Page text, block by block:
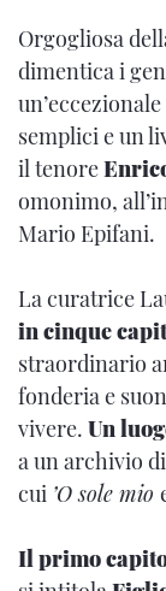
Orgogliosa
dimentica i
semplici e un
il tenore
omonimo,
Mario Epifani.
La curatrice
in cinque
straordinario
fonderia e
vivere. Un
a un archivio di
cui ’O sole mio
Il primo